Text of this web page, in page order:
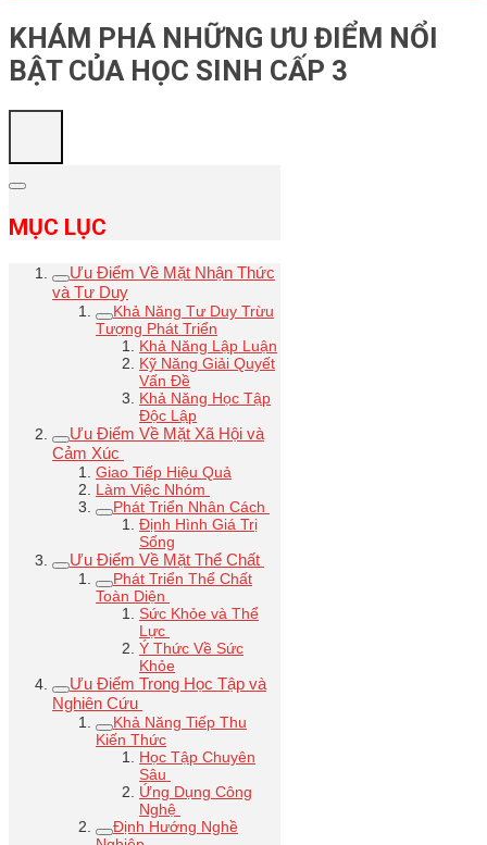
KHÁM PHÁ NHỮNG ƯU ĐIỂM NỔI
BẬT CỦA HỌC SINH CẤP 3
MỤC LỤC
Ưu Điểm Về Mặt Nhận Thức
và Tư Duy
Khả Năng Tư Duy Trừu
Tượng Phát Triển
Khả Năng Lập Luận
Kỹ Năng Giải Quyết
Vấn Đề
Khả Năng Học Tập
Độc Lập
Ưu Điểm Về Mặt Xã Hội và
Cảm Xúc
Giao Tiếp Hiệu Quả
Làm Việc Nhóm
Phát Triển Nhân Cách
Định Hình Giá Trị
Sống
Ưu Điểm Về Mặt Thể Chất
Phát Triển Thể Chất
Toàn Diện
Sức Khỏe và Thể
Lực
Ý Thức Về Sức
Khỏe
Ưu Điểm Trong Học Tập và
Nghiên Cứu
Khả Năng Tiếp Thu
Kiến Thức
Học Tập Chuyên
Sâu
Ứng Dụng Công
Nghệ
Định Hướng Nghề